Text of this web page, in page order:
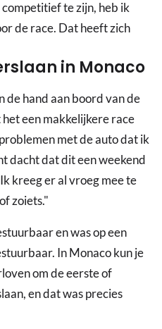
te zijn, heb ik
de race. Dat heeft zich
in Monaco
de hand aan boord van de
een makkelijkere race
met de auto dat ik
dacht dat dit een weekend
kreeg er al vroeg mee te
zoiets."
en was op een
In Monaco kun je
om de eerste of
en dat was precies